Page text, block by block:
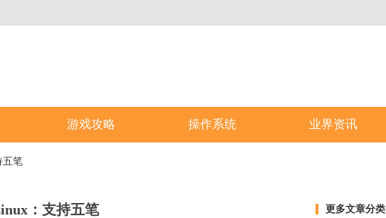
游戏攻略 操作系统 业界资讯
五笔
：支持五笔 更多文章分类